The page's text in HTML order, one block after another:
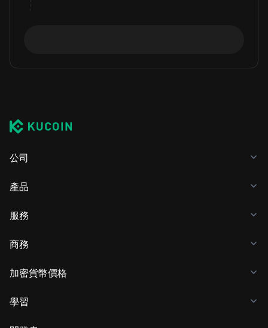
公司
產品
服務
商務
加密貨幣價格
學習